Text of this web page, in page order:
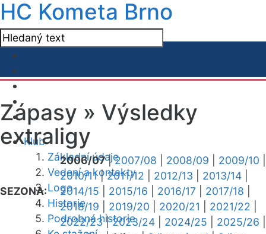
HC Kometa Brno
Klub
Základní údaje
Vedení a kontakty
Logo
Historie
Podrobná historie
Zápasy » Výsledky
extraligy
SEZONA:
2006/07|2007/08 2008/09 2009/10
2010/11|2011/12 2012/13 2013/14
2014/15
2015/16 2016/17 2017/18
2018/19
2019/20 2020/21 2021/22
2022/23|2023/24 2024/25 2025/26